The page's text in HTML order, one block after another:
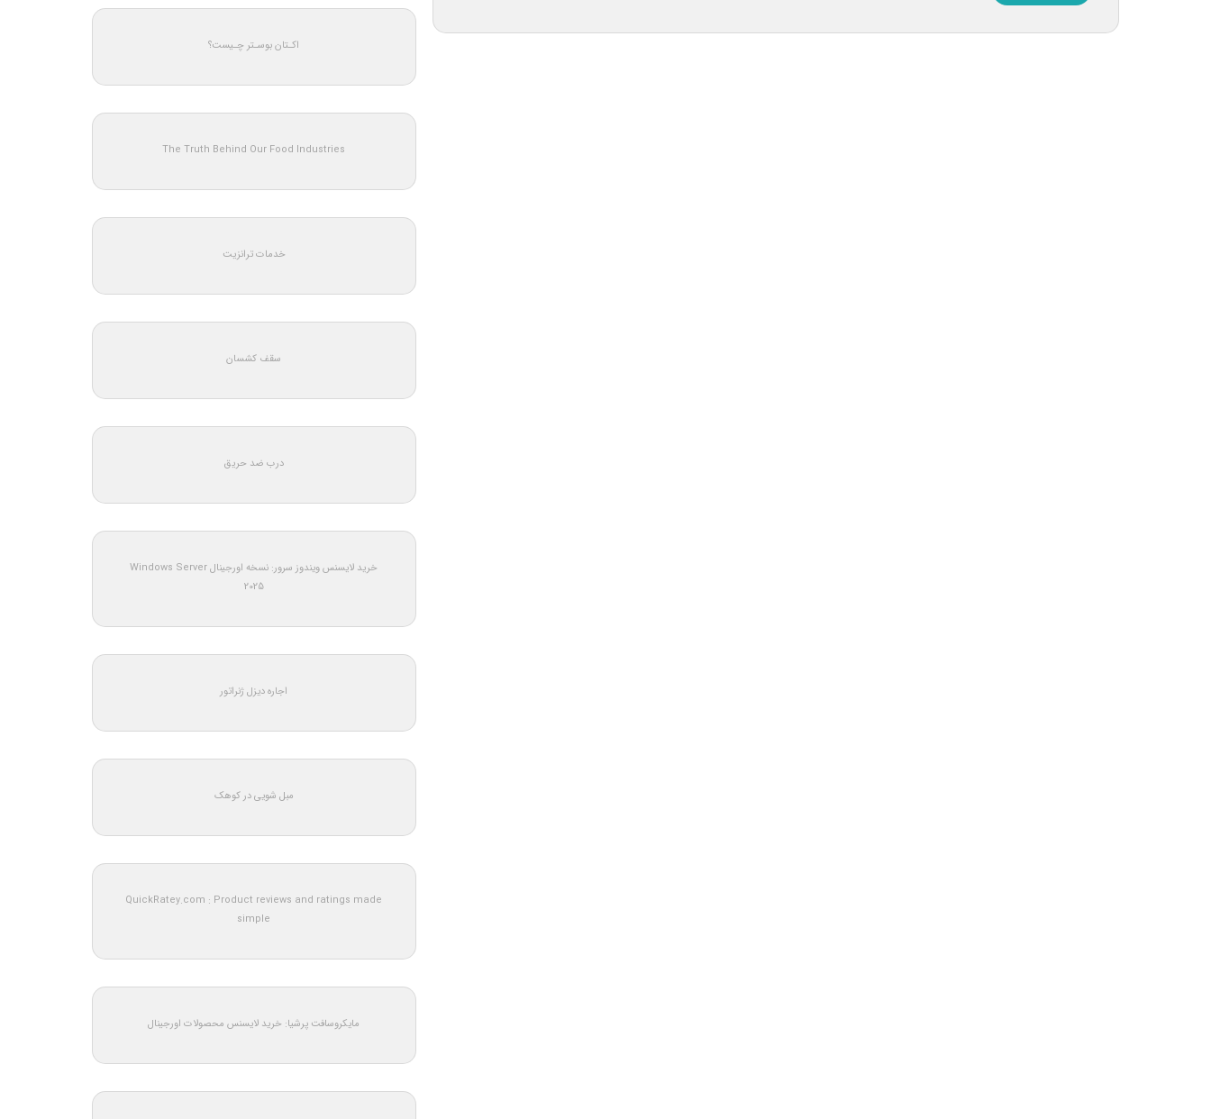
اکـتان بوسـتر چـیست؟
The Truth Behind Our Food Industries
خدمات ترانزیت
سقف کشسان
درب ضد حریق
خرید لایسنس ویندوز سرور: نسخه اورجینال Windows Server
2025
اجاره دیزل ژنراتور
مبل شویی در کوهک
QuickRatey.com : Product reviews and ratings made
simple
مایکروسافت پرشیا: خرید لایسنس محصولات اورجینال